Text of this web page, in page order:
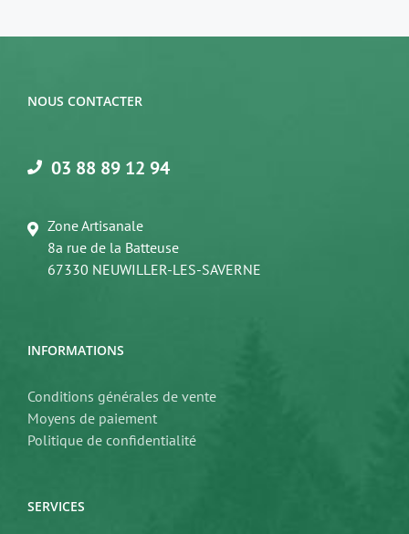
NOUS CONTACTER
03 88 89 12 94
Zone Artisanale
8a rue de la Batteuse
67330 NEUWILLER-LES-SAVERNE
INFORMATIONS
Conditions générales de vente
Moyens de paiement
Politique de confidentialité
SERVICES